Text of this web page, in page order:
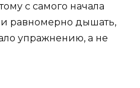
с самого начала
равномерно дышать,
упражнению, а не